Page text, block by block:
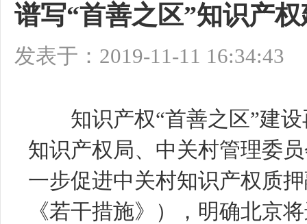
谱写“首善之区”知识产
发表于：2019-11-11 16:34:43
知识产权“首善之区”建设
知识产权局、中关村管理委
一步促进中关村知识产权质
《若干措施》），明确北京